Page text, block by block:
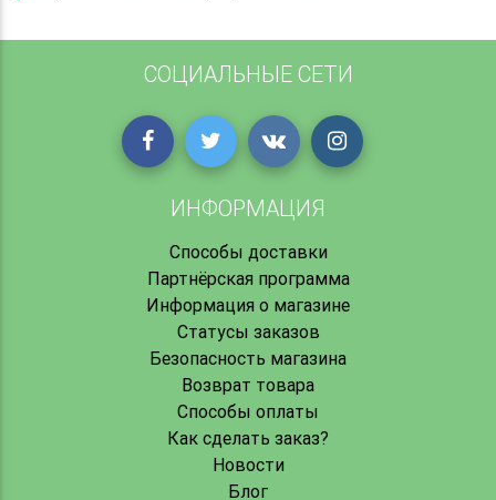
СОЦИАЛЬНЫЕ СЕТИ
ИНФОРМАЦИЯ
Способы доставки
Партнёрская программа
Информация о магазине
Статусы заказов
Безопасность магазина
Возврат товара
Способы оплаты
Как сделать заказ?
Новости
Блог